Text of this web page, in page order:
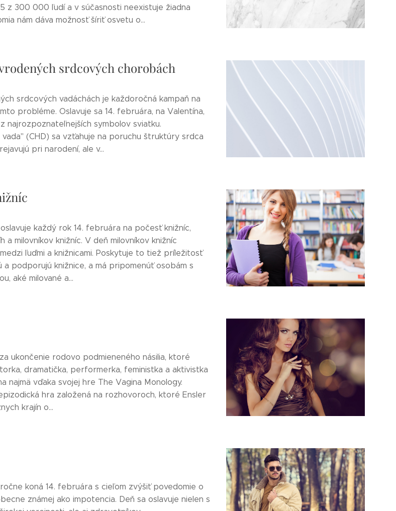
z 300 000 ľudí a v súčasnosti neexistuje žiadna
nám dáva možnosť šíriť osvetu o...
srdcových chorobách
srdcových vadáchách je každoročná kampaň na
probléme. Oslavuje sa 14. februára, na Valentína,
najrozpoznateľnejších symbolov sviatku.
(CHD) sa vzťahuje na poruchu štruktúry srdca
pri narodení, ale v...
každý rok 14. februára na počesť knižníc,
a milovníkov knižníc. V deň milovníkov knižníc
ľuďmi a knižnicami. Poskytuje to tiež príležitosť
a podporujú knižnice, a má pripomenúť osobám s
aké milované a...
ukončenie rodovo podmieneného násilia, ktoré
dramatička, performerka, feministka a aktivistka
najmä vďaka svojej hre The Vagina Monology.
hra založená na rozhovoroch, ktoré Ensler
krajín o...
koná 14. februára s cieľom zvýšiť povedomie o
známej ako impotencia. Deň sa oslavuje nielen s